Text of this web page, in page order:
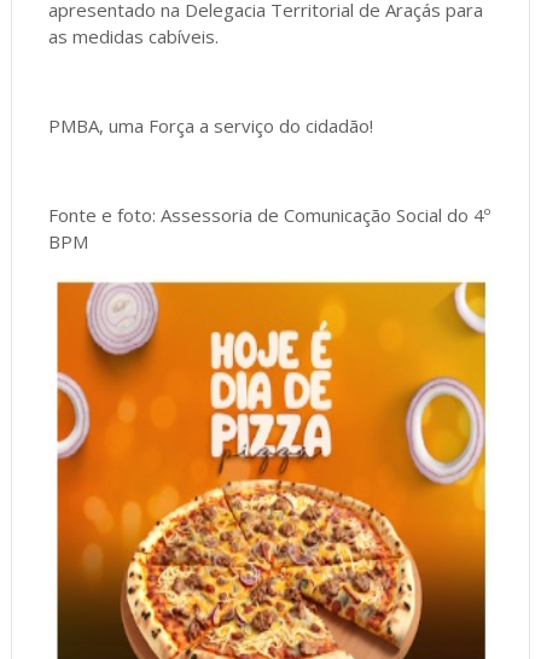
apresentado na Delegacia Territorial de Araçás para
as medidas cabíveis.
PMBA, uma Força a serviço do cidadão!
Fonte e foto: Assessoria de Comunicação Social do 4º
BPM